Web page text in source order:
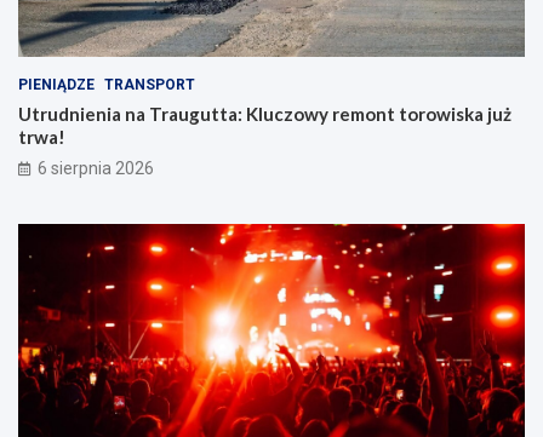
PIENIĄDZE TRANSPORT
Utrudnienia na Traugutta: Kluczowy remont torowiska już
trwa!
6 sierpnia 2026